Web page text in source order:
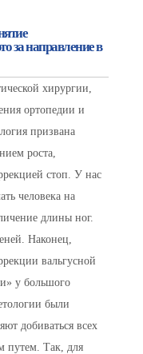
за направление в
хирургии,
ортопедии и
призвана
роста,
стоп. У нас
человека на
длины ног.
Наконец,
вальгусной
у большого
были
добиваться всех
путем. Так, для